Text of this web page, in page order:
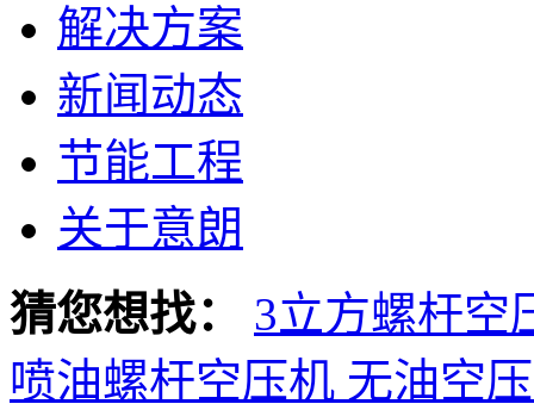
解决方案
新闻动态
节能工程
关于意朗
猜您想找：
3立方螺杆空
喷油螺杆空压机 无油空